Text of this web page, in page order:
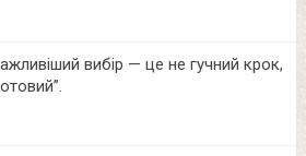
вибір — це не гучний крок,